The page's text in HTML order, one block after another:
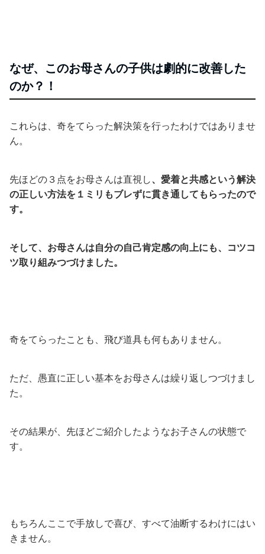
なぜ、このお母さんの子供は劇的に改善した
のか？！
これらは、奇をてらった解決策を行ったわけではありませ
ん。
先ほどの３点をお母さんは直視し、愛着と共感という解決
の正しい方法を１ミリもブレずに貫き通してもらったので
す。
そして、お母さんは自分の自己肯定感の向上にも、コツコ
ツ取り組みつづけました。
奇をてらったことも、飛び道具も何もありません。
ただ、愚直に正しい基本をお母さんは繰り返しつづけまし
た。
その結果が、先ほどご紹介したようなお子さんの状態で
す。
もちろんここで手放しで喜び、すべて油断するわけにはい
きません。